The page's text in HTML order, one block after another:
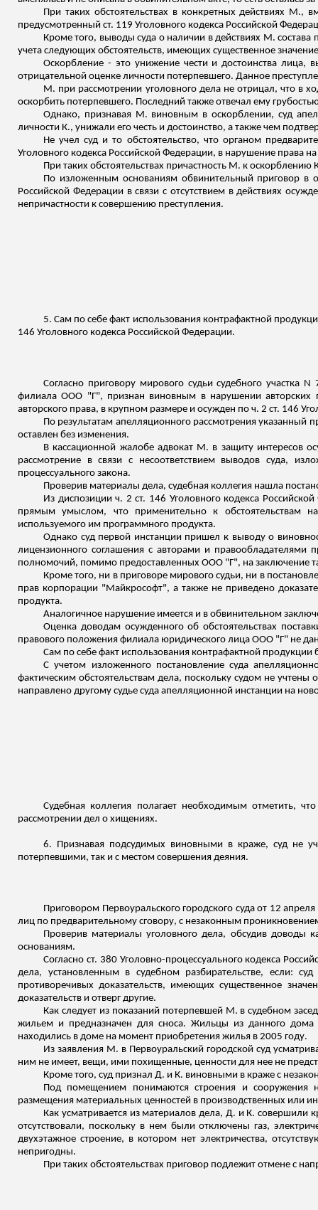
При таких обстоятельствах в конкретных действиях М.,
предусмотренный ст. 119 Уголовного кодекса Российской
Кроме того, выводы суда о наличии в действиях М. состава
учета следующих обстоятельств, имеющих существенное
Оскорбление - это унижение чести и достоинства лица,
отрицательной оценке личности потерпевшего. Данное
М. при рассмотрении уголовного дела не отрицал, что в
оскорбить потерпевшего. Последний также отвечал ему
Однако, признавая М. виновным в оскорблении, суд
личности К., унижали его честь и достоинство, а также чем
Не учел суд и то обстоятельство, что органом
Уголовного кодекса Российской Федерации, в нарушение права
При таких обстоятельствах причастность М. к
По изложенным основаниям обвинительный приговор в
Российской Федерации в связи с отсутствием в действиях
непричастности к совершению преступления.
5. Сам по себе факт использования контрафактной
146 Уголовного кодекса Российской Федерации.
Согласно приговору мирового судьи судебного участка
филиала ООО "Г", признан виновным в нарушении авторских
авторского права, в крупном размере и осужден по ч. 2 ст. 146
По результатам апелляционного рассмотрения указанный
оставлен без изменения.
В кассационной жалобе адвокат М. в защиту интересов
рассмотрение в связи с несоответствием выводов суда,
процессуального закона.
Проверив материалы дела, судебная коллегия нашла
Из диспозиции ч. 2 ст. 146 Уголовного кодекса
прямым умыслом, что применительно к обстоятельствам
используемого им программного продукта.
Однако суд первой инстанции пришел к выводу о
лицензионного соглашения с авторами и правообладателями
полномочий, помимо предоставленных ООО "Г", на заключение
Кроме того, ни в приговоре мирового судьи, ни в
прав корпорации "Майкрософт", а также не приведено
продукта.
Аналогичное нарушение имеется и в обвинительном
Оценка доводам осужденного об обстоятельствах
правового положения филиала юридического лица ООО "Г" не
Сам по себе факт использования контрафактной продукции
С учетом изложенного постановление суда
фактическим обстоятельствам дела, поскольку судом не
направлено другому судье суда апелляционной инстанции на
Судебная коллегия полагает необходимым отметить,
рассмотрении дел о хищениях.
6. Признавая подсудимых виновными в краже, суд не
потерпевшими, так и с местом совершения деяния.
Приговором Первоуральского городского суда от 12
лиц по предварительному сговору, с незаконным
Проверив материалы уголовного дела, обсудив
основаниям.
Согласно ст. 380 Уголовно-процессуального кодекса
дела, установленным в судебном разбирательстве, если:
противоречивых доказательств, имеющих существенное
доказательств и отверг другие.
Как следует из показаний потерпевшей М. в судебном
жильем и предназначен для сноса. Жильцы из данного
находились в доме на момент приобретения жилья в 2005 году.
Из заявления М. в Первоуральский городской суд
ним не имеет, вещи, ими похищенные, ценности для нее не
Кроме того, суд признал Д. и К. виновными в краже с
Под помещением понимаются строения и сооружения
размещения материальных ценностей в производственных или
Как усматривается из материалов дела, Д. и К.
отсутствовали, поскольку в нем были отключены газ,
двухэтажное строение, в котором нет электричества,
непригодны.
При таких обстоятельствах приговор подлежит отмене с